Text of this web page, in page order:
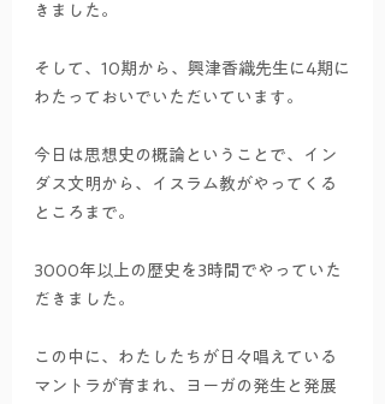
きました。
そして、10期から、興津香織先生に4期に
わたっておいでいただいています。
今日は思想史の概論ということで、イン
ダス文明から、イスラム教がやってくる
ところまで。
3000年以上の歴史を3時間でやっていた
だきました。
この中に、わたしたちが日々唱えている
マントラが育まれ、ヨーガの発生と発展